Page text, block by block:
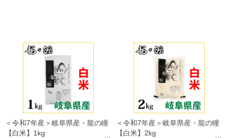
＜令和7年産＞岐阜県産・龍の瞳
【白米】1kg
＜令和7年産＞岐阜県産・龍の瞳
【白米】2kg